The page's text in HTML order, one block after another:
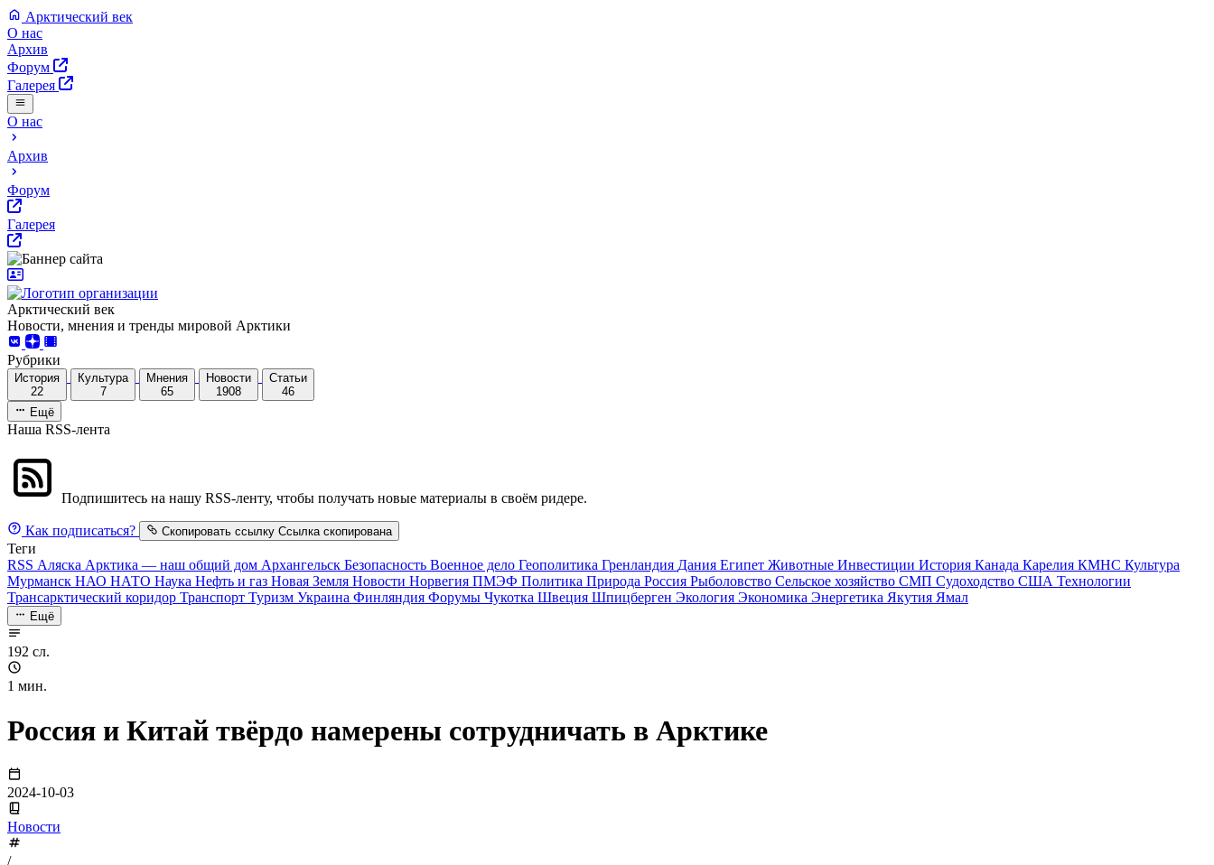
Арктический век
О нас
Архив
Форум
Галерея
О нас
Архив
Форум
Галерея
Арктический век
Новости, мнения и тренды мировой Арктики
Рубрики
История
22
Культура
7
Мнения
65
Новости
1908
Статьи
46
Ещё
Наша RSS-лента
Подпишитесь на нашу RSS-ленту, чтобы получать новые материалы в своём ридере.
Как подписаться? Скопировать ссылку Ссылка скопирована
Теги
RSS Аляска Арктика — наш общий дом Архангельск Безопасность Военное дело Геополитика Гренландия Дания Египет Животные Инвестиции История Канада Карелия КМНС Культура
Мурманск НАО НАТО Наука Нефть и газ Новая Земля Новости Норвегия ПМЭФ Политика Природа Россия Рыболовство Сельское хозяйство СМП Судоходство США Технологии
Трансарктический коридор Транспорт Туризм Украина Финляндия Форумы Чукотка Швеция Шпицберген Экология Экономика Энергетика Якутия Ямал
Ещё
192 сл.
1 мин.
Россия и Китай твёрдо намерены сотрудничать в Арктике
2024-10-03
Новости
/